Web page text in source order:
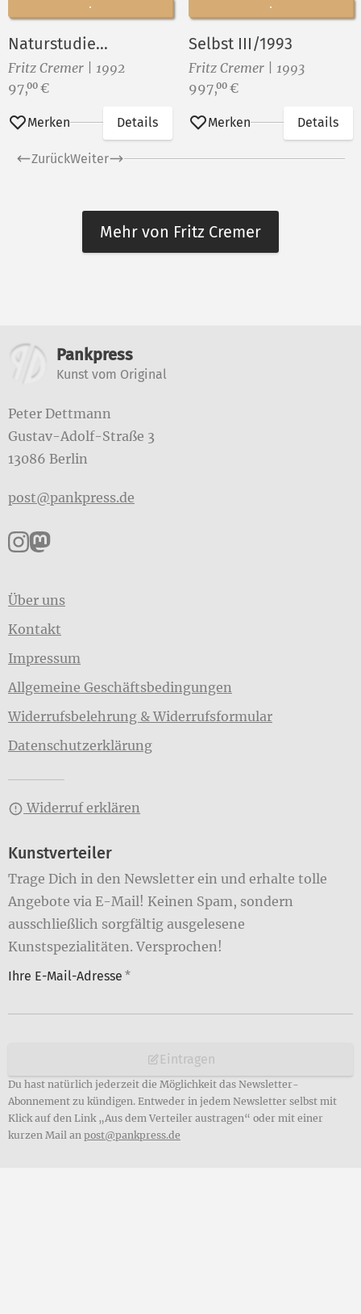
Naturstudie...
Fritz Cremer | 1992
Preis:
97,00 €
Merken Details
Selbst III/1993
Fritz Cremer | 1993
Preis:
997,00 €
Merken Details
ZurückWeiter
Mehr von Fritz Cremer
Weitere Informationen
Pankpress
Kunst vom Original
Peter Dettmann
Gustav-Adolf-Straße 3
13086 Berlin
post@pankpress.de
Pankpress auf Instagram
Pankpress auf Mastodon
Über uns
Kontakt
Impressum
Allgemeine Geschäftsbedingungen
Widerrufsbelehrung & Widerrufsformular
Datenschutzerklärung
Widerruf erklären
Kunstverteiler
Trage Dich in den Newsletter ein und erhalte tolle
Angebote via E-Mail! Keinen Spam, sondern
ausschließlich sorgfältig ausgelesene
Kunstspezialitäten. Versprochen!
Ihre E-Mail-Adresse *
Eintragen
Du hast natürlich jederzeit die Möglichkeit das Newsletter-
Abonnement zu kündigen. Entweder in jedem Newsletter selbst mit
Klick auf den Link „Aus dem Verteiler austragen“ oder mit einer
kurzen Mail an post@pankpress.de